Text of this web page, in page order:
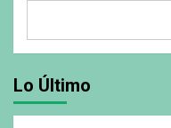
Lo Último